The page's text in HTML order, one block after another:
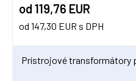
Prístrojové transformátory
od 119,76 EUR
od 147,30 EUR s DPH